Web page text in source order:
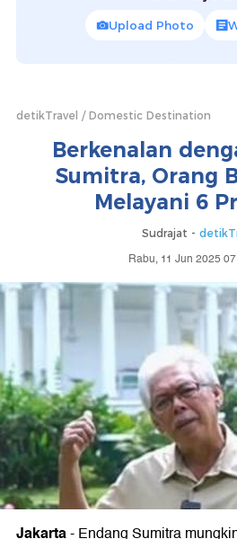
Upload Photo
detikTravel Domestic Destination
Berkenalan
Sumitra, Orang
Melayani 6
Sudrajat -
Rabu, 11 Jun 2025
Jakarta-Endang Sumitra